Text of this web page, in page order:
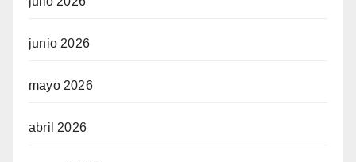
junio 2026
mayo 2026
abril 2026